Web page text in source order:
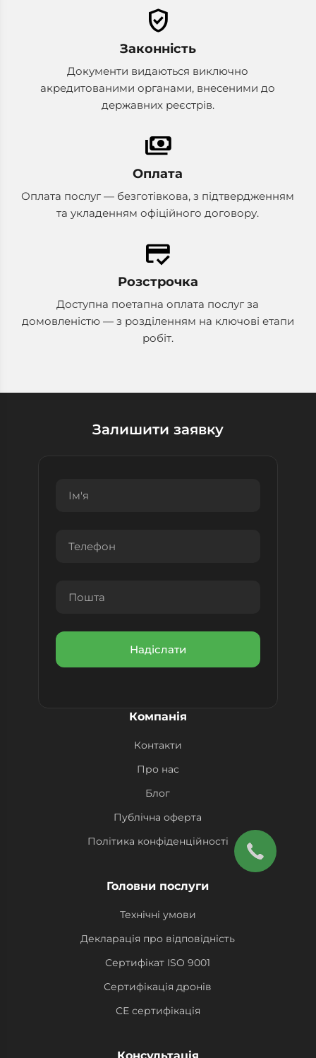
verified_user
Законність
Документи видаються виключно
акредитованими органами, внесеними до
державних реєстрів.
payments
Оплата
Оплата послуг — безготівкова, з підтвердженням
та укладенням офіційного договору.
credit_score
Розстрочка
Доступна поетапна оплата послуг за
домовленістю — з розділенням на ключові етапи
робіт.
Залишити заявку
Компанія
Контакти
Про нас
Блог
Публічна оферта
Політика конфіденційності
Головни послуги
Технічні умови
Декларація про відповідність
Сертифікат ISO 9001
Сертифікація дронів
СЕ сертифікація